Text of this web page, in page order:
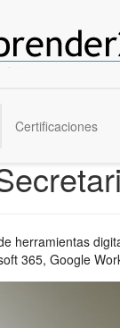
Certificaciones
herramientas
365, Google